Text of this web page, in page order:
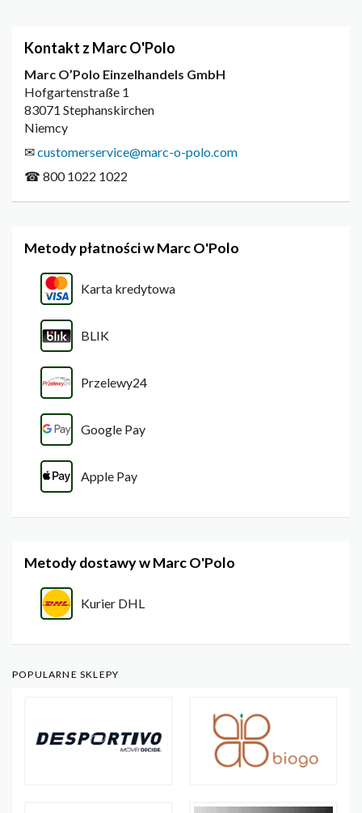
Kontakt z Marc O'Polo
Marc O’Polo Einzelhandels GmbH
Hofgartenstraße 1
83071 Stephanskirchen
Niemcy
✉customerservice@marc-o-polo.com
☎ 800 1022 1022
Metody płatności w Marc O'Polo
Karta kredytowa
BLIK
Przelewy24
Google Pay
Apple Pay
Metody dostawy w Marc O'Polo
Kurier DHL
POPULARNE SKLEPY